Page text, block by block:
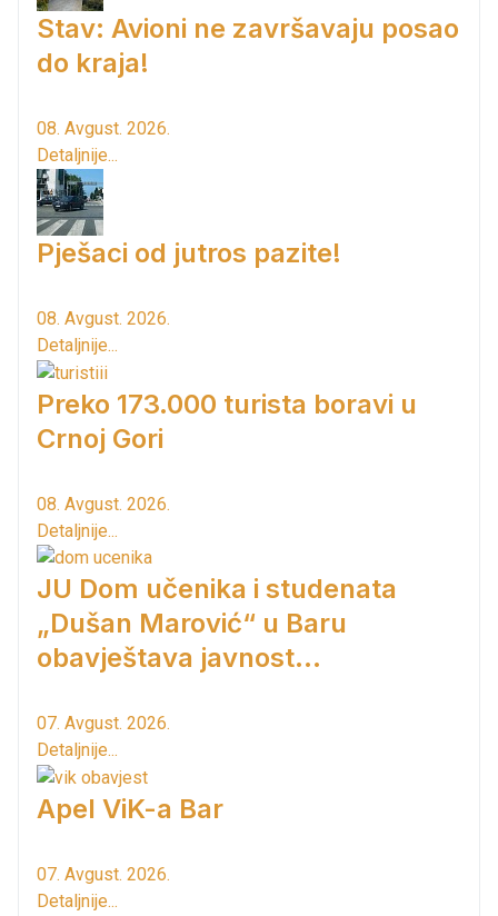
Stav: Avioni ne završavaju posao
do kraja!
08. Avgust. 2026.
Detaljnije...
Pješaci od jutros pazite!
08. Avgust. 2026.
Detaljnije...
Preko 173.000 turista boravi u
Crnoj Gori
08. Avgust. 2026.
Detaljnije...
JU Dom učenika i studenata
„Dušan Marović“ u Baru
obavještava javnost...
07. Avgust. 2026.
Detaljnije...
Apel ViK-a Bar
07. Avgust. 2026.
Detaljnije...